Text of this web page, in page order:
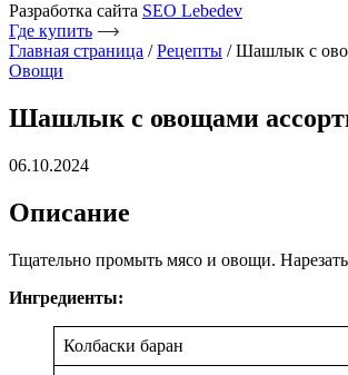
Разработка сайта SEO Lebedev
Где купить
Главная страница /Рецепты /Шашлык с
Овощи
Шашлык с овощами
06.10.2024
Описание
Тщательно промыть мясо и овощи.
Ингредиенты:
Колбаски баран